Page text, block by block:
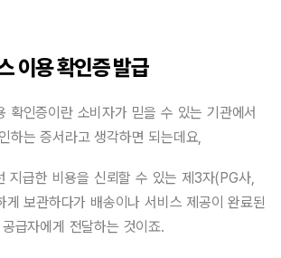
이용 확인증 발급
확인증이란 소비자가 믿을 수 있는 기관에서
하는 증서라고 생각하면 되는데요,
지급한 비용을 신뢰할 수 있는 제3자(PG사,
게 보관하다가 배송이나 서비스 제공이 완료된
급자에게 전달하는 것이죠.